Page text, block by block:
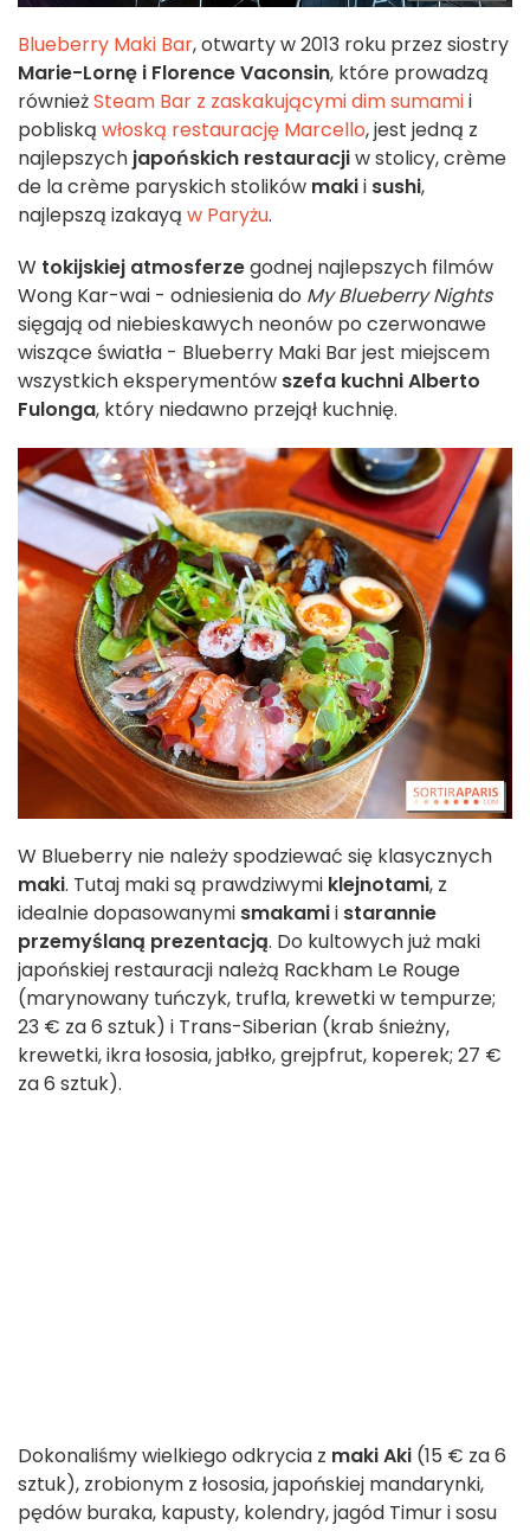
Blueberry Maki Bar, otwarty w 2013 roku przez siostry
Marie-Lornę i Florence Vaconsin, które prowadzą
równieżSteam Bar z zaskakującymi dim sumamii
pobliską włoską restaurację Marcello, jest jedną z
najlepszych japońskich restauracjiw stolicy, crème
de la crème paryskich stolików makii sushi,
najlepszą izakayą w Paryżu.
W tokijskiej atmosferzegodnej najlepszych filmów
Wong Kar-wai - odniesienia do My Blueberry Nights
sięgają od niebieskawych neonów po czerwonawe
wiszące światła - Blueberry Maki Bar jest miejscem
wszystkich eksperymentów szefa kuchni Alberto
Fulonga, który niedawno przejął kuchnię.
W Blueberry nie należy spodziewać się klasycznych
maki. Tutaj maki są prawdziwymi klejnotami, z
idealnie dopasowanymi smakamii starannie
przemyślaną prezentacją. Do kultowych już maki
japońskiej restauracji należą Rackham Le Rouge
(marynowany tuńczyk, trufla, krewetki w tempurze;
23 € za 6 sztuk) i Trans-Siberian (krab śnieżny,
krewetki, ikra łososia, jabłko, grejpfrut, koperek; 27 €
za 6 sztuk).
Dokonaliśmy wielkiego odkrycia z maki Aki (15 € za 6
sztuk), zrobionym z łososia, japońskiej mandarynki,
pędów buraka, kapusty, kolendry, jagód Timur i sosu